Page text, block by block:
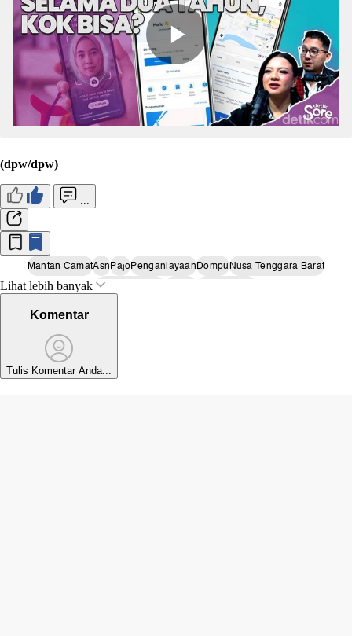
(dpw/dpw)
Mantan CamatAsnPajoPenganiayaanDompuNusa Tenggara Barat
Pemecatan Asn
Lihat lebih banyak
Komentar
Tulis Komentar Anda...